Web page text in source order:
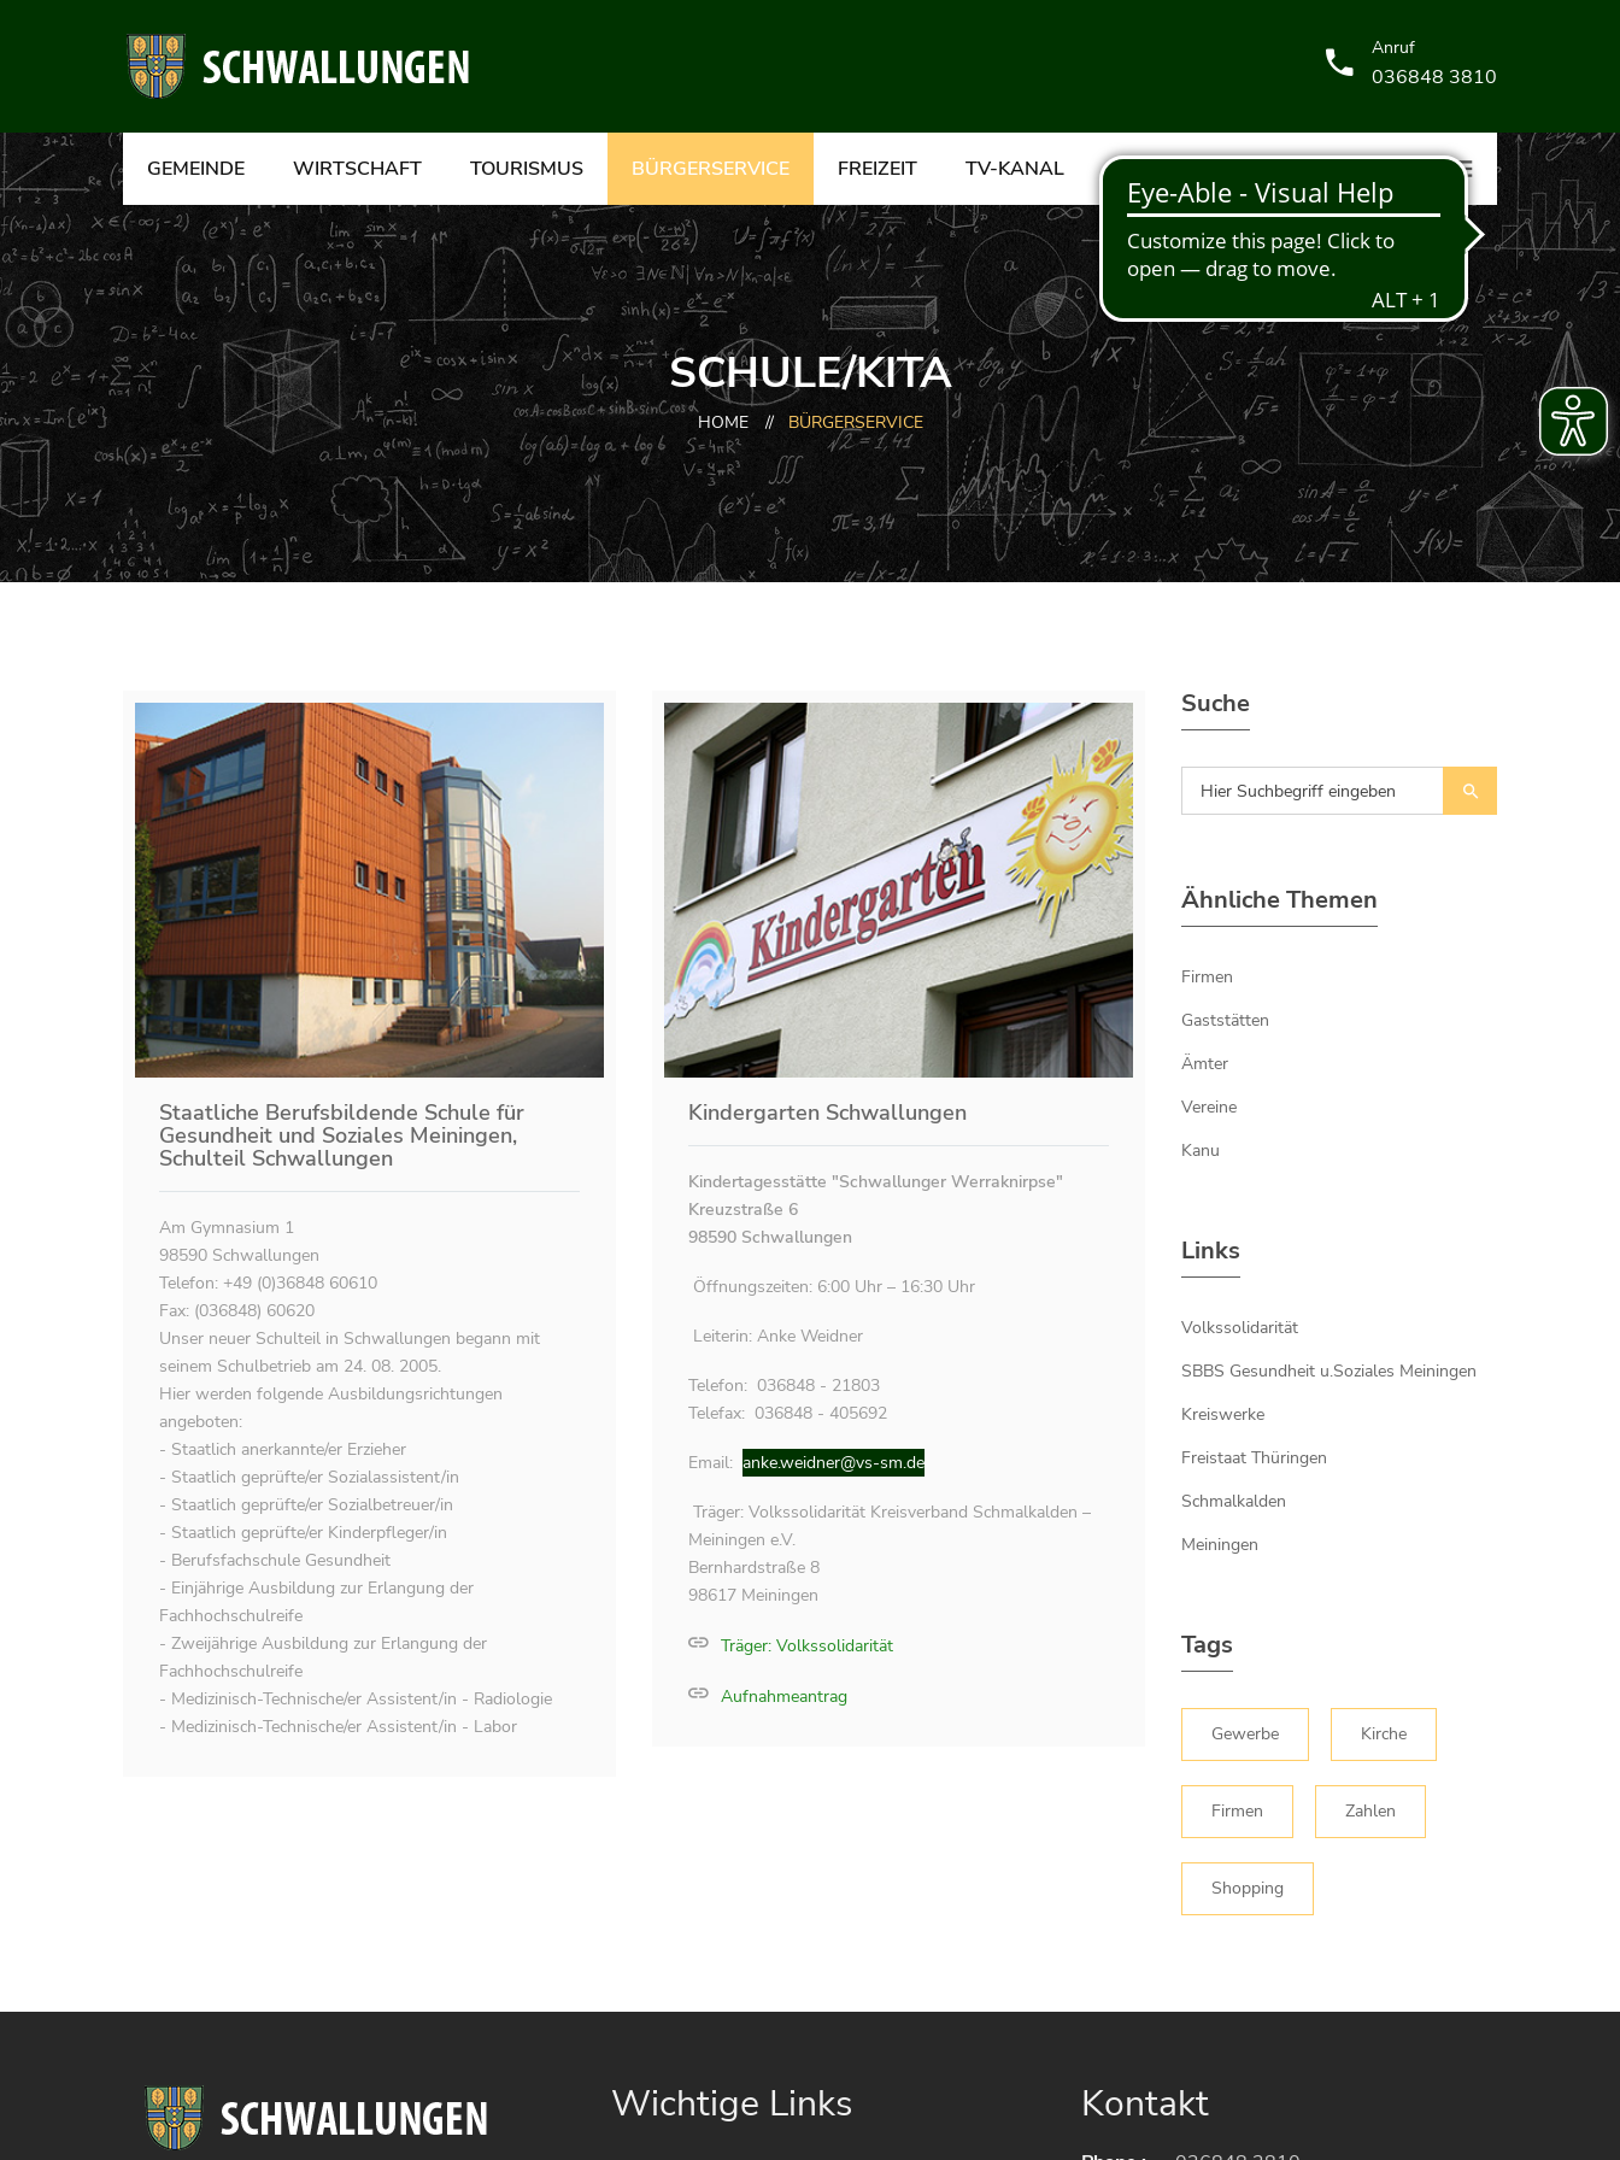
Anruf
036848 3810
GEMEINDE WIRTSCHAFT TOURISMUS BÜRGERSERVICE FREIZEIT TV-KANAL KONTAKT
SCHULE/KITA
HOME // BÜRGERSERVICE
Staatliche Berufsbildende Schule für
Gesundheit und Soziales Meiningen,
Schulteil Schwallungen
Am Gymnasium 1
98590 Schwallungen
Telefon: +49 (0)36848 60610
Fax: (036848) 60620
Unser neuer Schulteil in Schwallungen begann mit
seinem Schulbetrieb am 24. 08. 2005.
Hier werden folgende Ausbildungsrichtungen
angeboten:
- Staatlich anerkannte/er Erzieher
- Staatlich geprüfte/er Sozialassistent/in
- Staatlich geprüfte/er Sozialbetreuer/in
- Staatlich geprüfte/er Kinderpfleger/in
- Berufsfachschule Gesundheit
- Einjährige Ausbildung zur Erlangung der
Fachhochschulreife
- Zweijährige Ausbildung zur Erlangung der
Fachhochschulreife
- Medizinisch-Technische/er Assistent/in - Radiologie
- Medizinisch-Technische/er Assistent/in - Labor
Kindergarten Schwallungen
Kindertagesstätte "Schwallunger Werraknirpse"
Kreuzstraße 6
98590 Schwallungen
Öffnungszeiten: 6:00 Uhr – 16:30 Uhr
Leiterin: Anke Weidner
Telefon: 036848 - 21803
Telefax: 036848 - 405692
Email: anke.weidner@vs-sm.de
Träger: Volkssolidarität Kreisverband Schmalkalden –
Meiningen e.V.
Bernhardstraße 8
98617 Meiningen
Träger: Volkssolidarität
Aufnahmeantrag
Suche
Ähnliche Themen
Firmen
Gaststätten
Ämter
Vereine
Kanu
Links
Volkssolidarität
SBBS Gesundheit u.Soziales Meiningen
Kreiswerke
Freistaat Thüringen
Schmalkalden
Meiningen
Tags
Gewerbe Kirche
Firmen Zahlen
Shopping
Wichtige Links Kontakt